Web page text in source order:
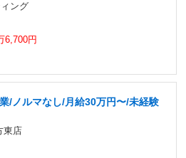
ング
6,700円
/ノルマなし/月給30万円〜/未経験
東店